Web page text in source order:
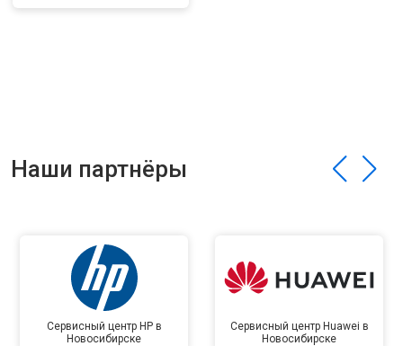
Наши партнёры
Сервисный центр HP в
Новосибирске
Сервисный центр Huawei в
Новосибирске